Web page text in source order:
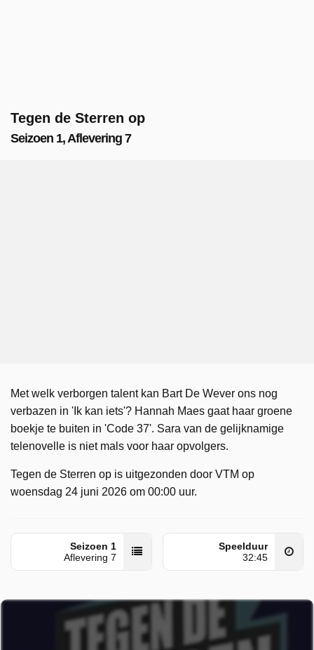
Tegen de Sterren op
Seizoen 1, Aflevering 7
Met welk verborgen talent kan Bart De Wever ons nog
verbazen in 'Ik kan iets'? Hannah Maes gaat haar groene
boekje te buiten in 'Code 37'. Sara van de gelijknamige
telenovelle is niet mals voor haar opvolgers.
Tegen de Sterren op is uitgezonden door VTM op
woensdag 24 juni 2026 om 00:00 uur.
Seizoen 1
Aflevering 7
Speelduur
32:45